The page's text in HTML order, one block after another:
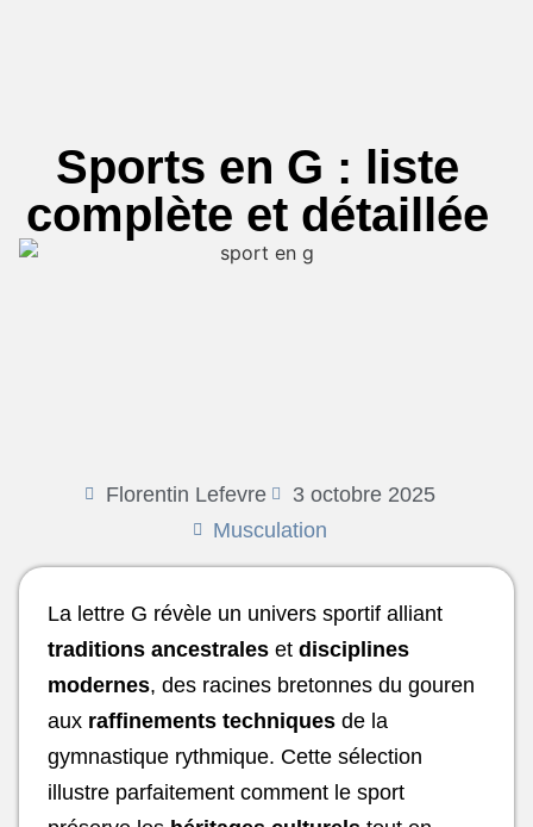
Sports en G : liste
complète et détaillée
Florentin Lefevre
3 octobre 2025
Musculation
La lettre G révèle un univers sportif alliant
traditions ancestrales et disciplines
modernes, des racines bretonnes du gouren
aux raffinements techniques de la
gymnastique rythmique. Cette sélection
illustre parfaitement comment le sport